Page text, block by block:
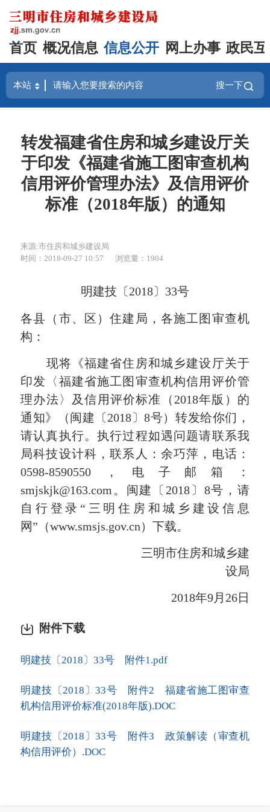
首页 概况信息 信息公开 网上办事 政民
搜一下
转发福建省住房和城乡建设厅关
于印发《福建省施工图审查机构
信用评价管理办法》及信用评价
标准（2018年版）的通知
来源:市住房和城乡建设局
时间：2018-09-27 10:57
浏览量：1904
明建技〔2018〕33号
各县（市、区）住建局，各施工图审查机
构：
现将《福建省住房和城乡建设厅关于
印发〈福建省施工图审查机构信用评价管
理办法〉及信用评价标准（2018年版）的
通知》（闽建〔2018〕8号）转发给你们，
请认真执行。执行过程如遇问题请联系我
局科技设计科，联系人：余巧萍，电话：
0598-8590550，电子邮箱：
smjskjk@163.com 。闽建〔2018〕8号，请
自行登录“三明住房和城乡建设信息
网”（www.smsjs.gov.cn）下载。
三明市住房和城乡建
设局
2018年9月26日
附件下载
明建技〔2018〕33号 附件1.pdf
明建技〔2018〕33号 附件2 福建省施工图审查
机构信用评价标准(2018年版).DOC
明建技〔2018〕33号 附件3 政策解读（审查机
构信用评价）.DOC